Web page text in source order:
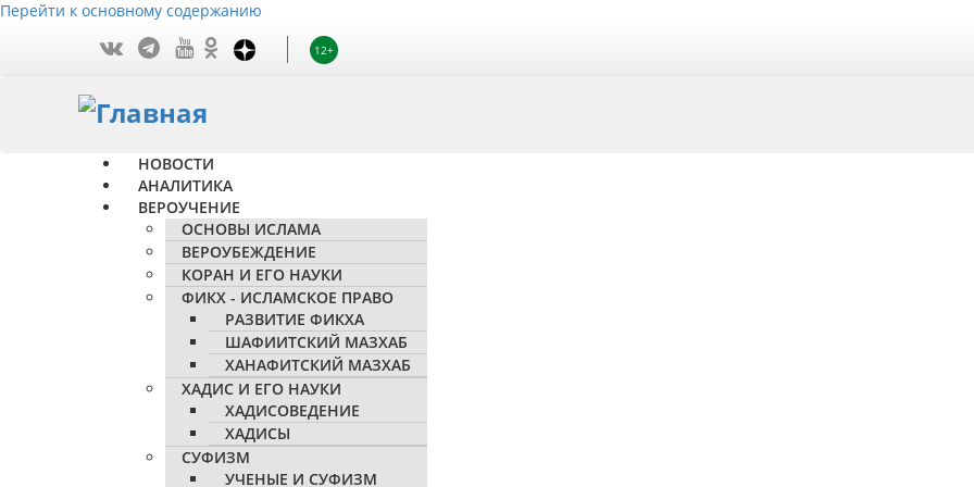
Перейти к основному содержанию
12+
НОВОСТИ
АНАЛИТИКА
ВЕРОУЧЕНИЕ
ОСНОВЫ ИСЛАМА
ВЕРОУБЕЖДЕНИЕ
КОРАН И ЕГО НАУКИ
ФИКХ - ИСЛАМСКОЕ ПРАВО
РАЗВИТИЕ ФИКХА
ШАФИИТСКИЙ МАЗХАБ
ХАНАФИТСКИЙ МАЗХАБ
ХАДИС И ЕГО НАУКИ
ХАДИСОВЕДЕНИЕ
ХАДИСЫ
СУФИЗМ
УЧЕНЫЕ И СУФИЗМ